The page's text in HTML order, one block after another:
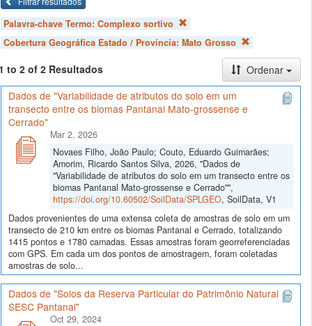
Palavra-chave Termo: Complexo sortivo
Cobertura Geográfica Estado / Província: Mato Grosso
to 2 of 2 Resultados
Ordenar
Dados de "Variabilidade de atributos do solo em um
transecto entre os biomas Pantanal Mato-grossense e
Cerrado"
Mar 2, 2026
Novaes Filho, João Paulo; Couto, Eduardo Guimarães;
Amorim, Ricardo Santos Silva, 2026, "Dados de
"Variabilidade de atributos do solo em um transecto entre os
biomas Pantanal Mato-grossense e Cerrado"",
https://doi.org/10.60502/SoilData/SPLGEO, SoilData, V1
Dados provenientes de uma extensa coleta de amostras de solo em um
transecto de 210 km entre os biomas Pantanal e Cerrado, totalizando
1415 pontos e 1780 camadas. Essas amostras foram georreferenciadas
com GPS. Em cada um dos pontos de amostragem, foram coletadas
amostras de solo...
Dados de "Solos da Reserva Particular do Patrimônio Natural
SESC Pantanal"
Oct 29, 2024